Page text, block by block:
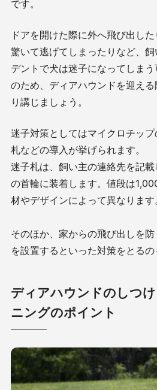
です。
ドアを開けた際に外へ飛び出し
驚いて逃げてしまったりなど、
デントで犬は迷子になってしま
のため、ディアハウンドを迎え
り講じましょう。
迷子対策としてはマイクロチッ
札などの導入が挙げられます。
迷子札は、飼い主の連絡先を記
の首輪に装着します。値段は
材やデザインによって異なります
そのほか、家からの飛び出しを
を設置するといった対策をとるの
ディアハウンドのしつ
ニングのポイント